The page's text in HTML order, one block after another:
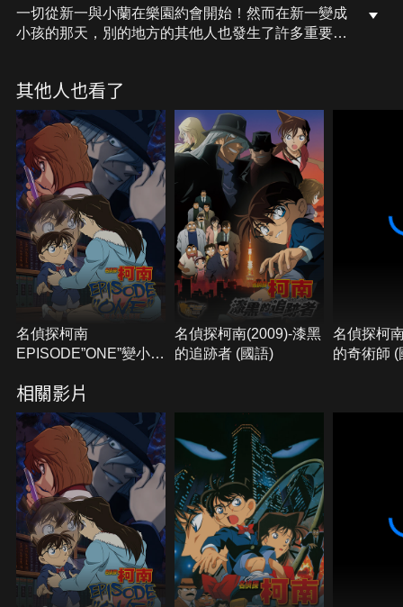
一切從新一與小蘭在樂園約會開始！然而在新一變成
小孩的那天，別的地方的其他人也發生了許多重要的
五郎當時的動態、尚未變成灰原哀的雪莉在組織中到
底遭遇了什麼事、黑暗組織的琴酒與伏特加他們真正
的企圖…等等，
其他人也看了
名偵探柯南
EPISODE”ONE”變小的
名偵探柯南(2009)-漆黑
的追跡者 (國語)
名偵探柯
的奇術師 (
相關影片